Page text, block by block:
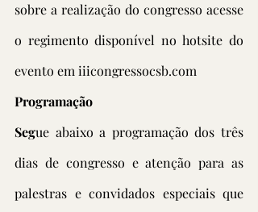
sobre a realização do congresso acesse
o regimento disponível no hotsite do
evento em iiicongressocsb.com
Programação
Segue abaixo a programação dos três
dias de congresso e atenção para as
palestras e convidados especiais que